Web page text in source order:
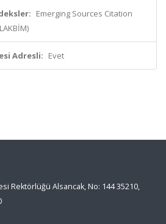
Emerging Sources Citation
Adresli: Evet
Rektörlüğü Alsancak, No: 144 35210,